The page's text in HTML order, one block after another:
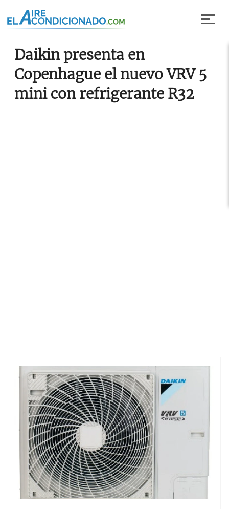
Daikin presenta en
Copenhague el nuevo VRV 5
mini con refrigerante R32